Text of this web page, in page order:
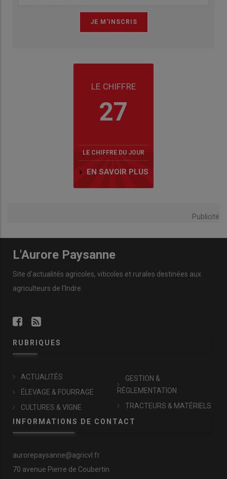
LE CHIFFRE
27
LE CHIFFRE DU JOUR
EN SAVOIR PLUS
Publicité
L'Aurore Paysanne
Site d'actualités agricoles, viticoles et rurales destinées aux
agriculteurs de l'Indre.
RUBRIQUES
ACTUALITÉS
ÉLEVAGE & FOURRAGE
CULTURES & VIGNE
GESTION &
RÉGLEMENTATION
TRACTEURS & MATÉRIELS
INFORMATIONS DE CONTACT
aurorepaysanne@agricvl.fr
70 avenue Pierre de Coubertin